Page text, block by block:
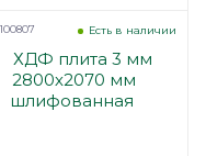
Есть в наличии